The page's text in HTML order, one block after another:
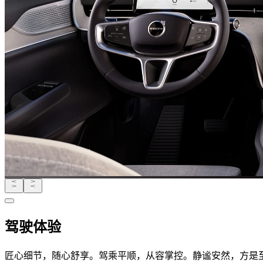
驾驶体验
匠心细节，随心舒享。驾乘平顺，从容掌控。静谧安然，方是